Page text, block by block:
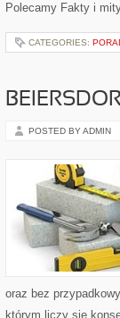
Polecamy Fakty i
CATEGORIES:
POSTED BY ADMIN
oraz bez
którym liczy się